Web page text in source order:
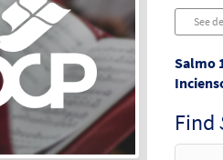
See
Salmo
Find